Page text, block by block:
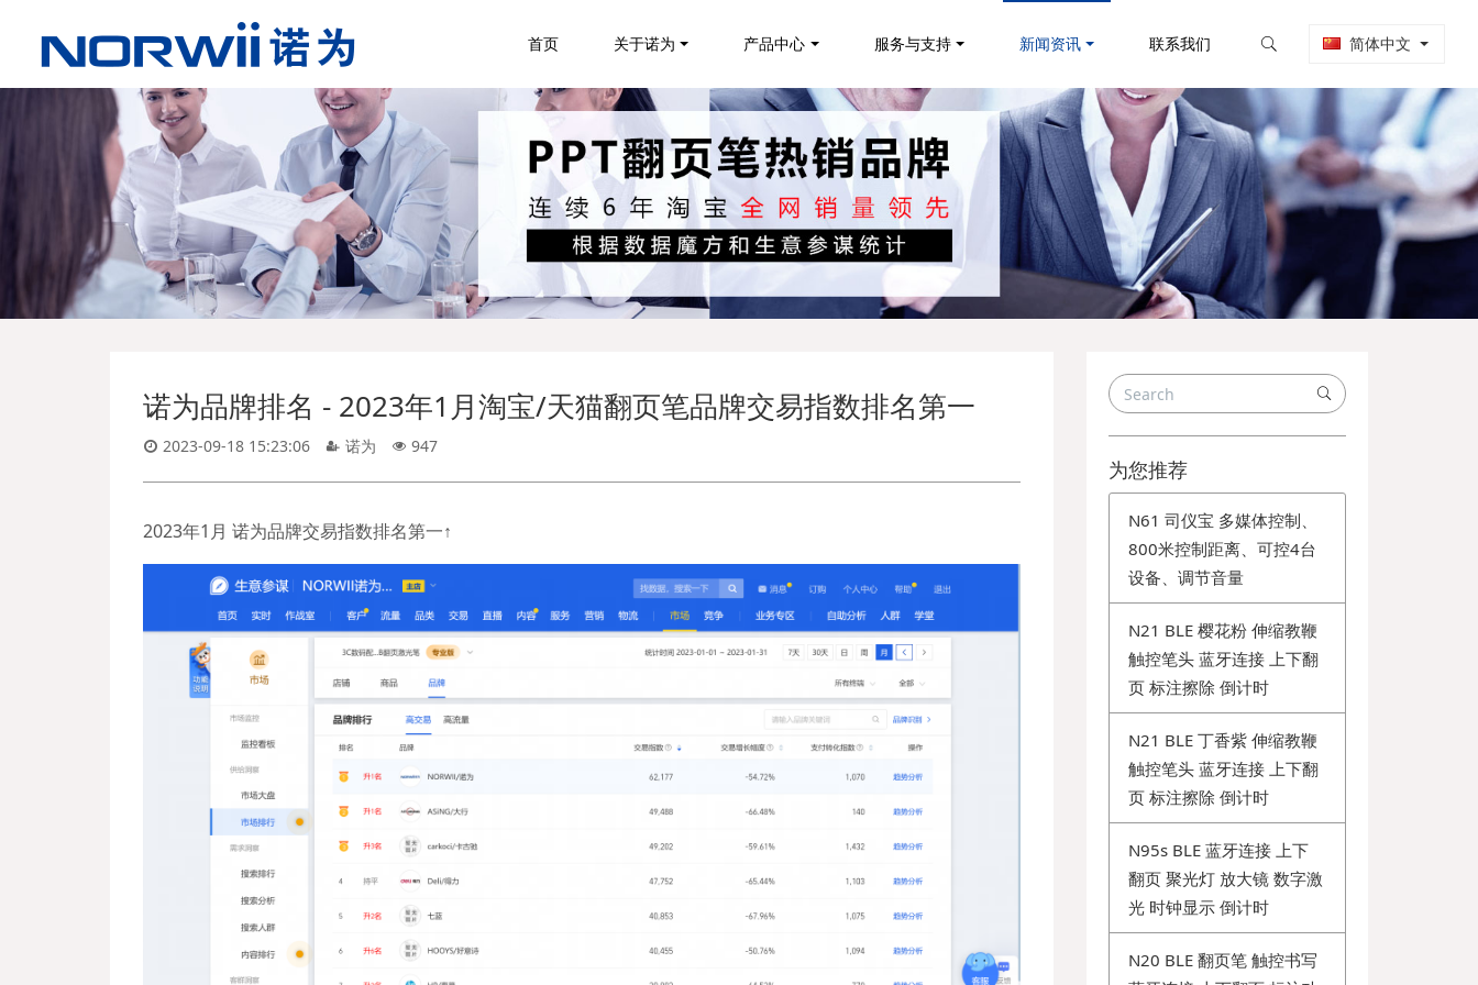
简体中文
首页 关于诺为 产品中心 服务与支持 新闻资讯 联系我们
诺为品牌排名 - 2023年1月淘宝/天猫翻页笔品牌交易指数排名第一
2023-09-18 15:23:06 诺为 947
2023年1月 诺为品牌交易指数排名第一↑
为您推荐
N61 司仪宝 多媒体控制、
800米控制距离、可控4台
设备、调节音量
N21 BLE 樱花粉 伸缩教鞭
触控笔头 蓝牙连接 上下翻
页 标注擦除 倒计时
N21 BLE 丁香紫 伸缩教鞭
触控笔头 蓝牙连接 上下翻
页 标注擦除 倒计时
N95s BLE 蓝牙连接 上下
翻页 聚光灯 放大镜 数字激
光 时钟显示 倒计时
N20 BLE 翻页笔 触控书写